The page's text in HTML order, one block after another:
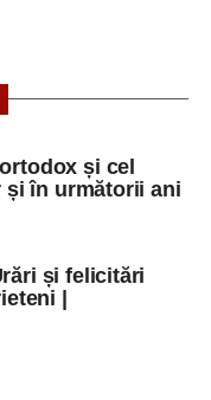
și cel
și în următorii ani
și felicitări
|